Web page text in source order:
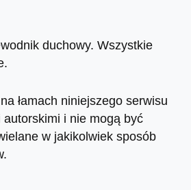
duchowy. Wszystkie
łamach niniejszego serwisu
i nie mogą być
w jakikolwiek sposób